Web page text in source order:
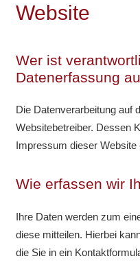
Website
Wer ist
Datenerfassung
Die Datenverarbeitung auf
Websitebetreiber. Dessen
Impressum dieser Website
Wie erfassen wir
Ihre Daten werden zum
diese mitteilen. Hierbei
die Sie in ein